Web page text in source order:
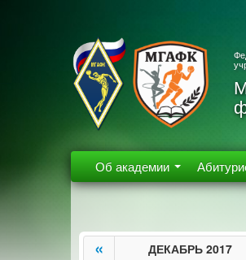
Об академии
« ДЕКАБРЬ 2017